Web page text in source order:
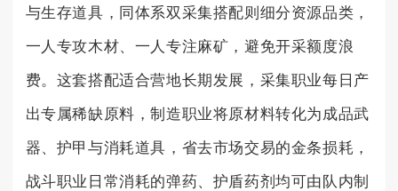
与生存道具，同体系双采集搭配则细分资源品类，
一人专攻木材、一人专注麻矿，避免开采额度浪
费。这套搭配适合营地长期发展，采集职业每日产
出专属稀缺原料，制造职业将原材料转化为成品武
器、护甲与消耗道具，省去市场交易的金条损耗，
战斗职业日常消耗的弹药、护盾药剂均可由队内制